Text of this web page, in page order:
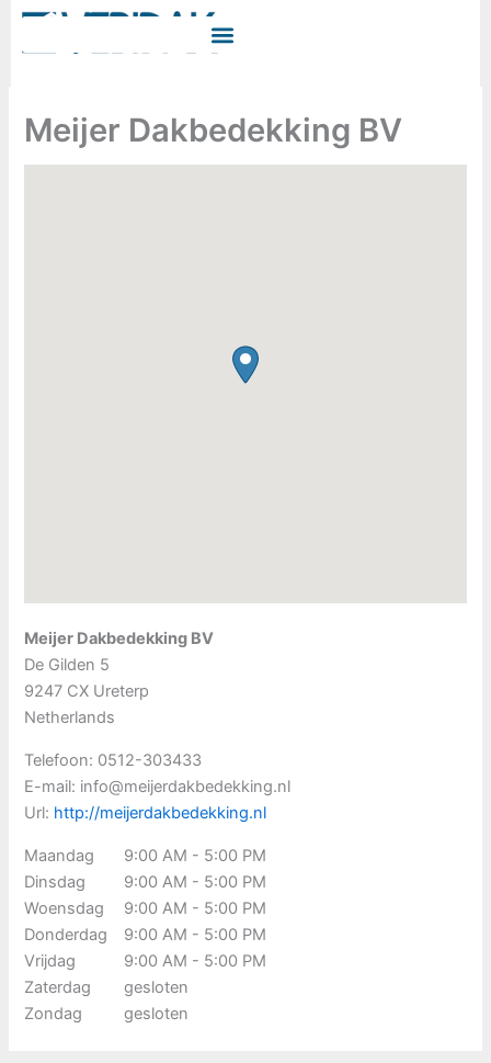
Meijer Dakbedekking BV
Meijer Dakbedekking BV
De Gilden 5
9247 CX Ureterp
Netherlands
Telefoon: 0512-303433
E-mail: info@meijerdakbedekking.nl
Url: http://meijerdakbedekking.nl
Maandag
9:00 AM - 5:00 PM
Dinsdag
9:00 AM - 5:00 PM
Woensdag
9:00 AM - 5:00 PM
Donderdag
9:00 AM - 5:00 PM
Vrijdag
9:00 AM - 5:00 PM
Zaterdag
gesloten
Zondag
gesloten